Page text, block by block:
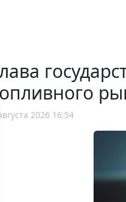
августа 2026 16:54